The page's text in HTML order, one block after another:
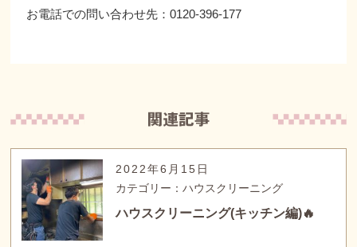
お電話での問い合わせ先：0120-396-177
2022年6月15日
カテゴリー：ハウスクリーニング
ハウスクリーニング(キッチン編)🔥